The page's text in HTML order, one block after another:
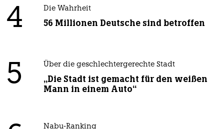
4 Die Wahrheit
56 Millionen Deutsche sind betroffen
5 Über die geschlechtergerechte Stadt
„Die Stadt ist gemacht für den weißen
Mann in einem Auto“
Nabu-Ranking